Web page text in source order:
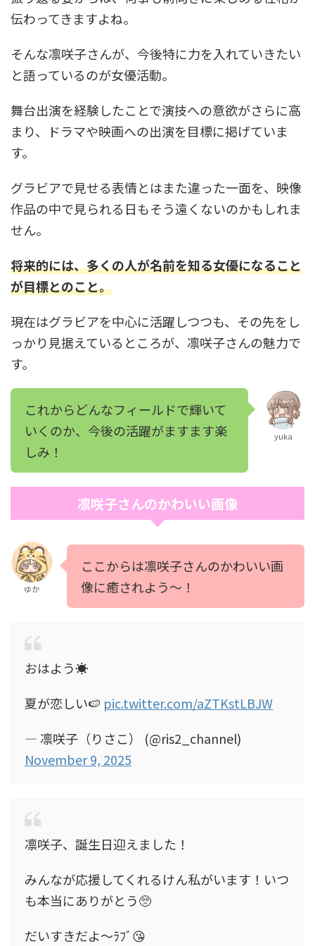
伝わってきますよね。
そんな凛咲子さんが、今後特に力を入れていきたい
と語っているのが女優活動。
舞台出演を経験したことで演技への意欲がさらに高
まり、ドラマや映画への出演を目標に掲げていま
す。
グラビアで見せる表情とはまた違った一面を、映像
作品の中で見られる日もそう遠くないのかもしれま
せん。
将来的には、多くの人が名前を知る女優になること
が目標とのこと。
現在はグラビアを中心に活躍しつつも、その先をし
っかり見据えているところが、凛咲子さんの魅力で
す。
これからどんなフィールドで輝いて
いくのか、今後の活躍がますます楽
しみ！
yuka
凛咲子さんのかわいい画像
ゆか
ここからは凛咲子さんのかわいい画
像に癒されよう～！
おはよう☀
夏が恋しい🍉 pic.twitter.com/aZTKstLBJW
— 凛咲子（りさこ） (@ris2_channel)
November 9, 2025
凛咲子、誕生日迎えました！
みんなが応援してくれるけん私がいます！いつ
も本当にありがとう🥺
だいすきだよ〜ﾗﾌﾞ😘